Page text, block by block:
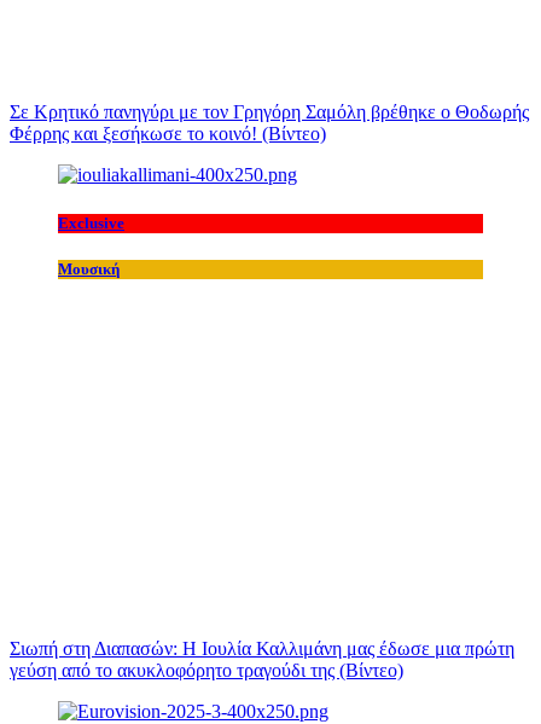
Σε Κρητικό πανηγύρι με τον Γρηγόρη Σαμόλη βρέθηκε ο Θοδωρής
Φέρρης και ξεσήκωσε το κοινό! (Βίντεο)
Exclusive
Μουσική
Σιωπή στη Διαπασών: Η Ιουλία Καλλιμάνη μας έδωσε μια πρώτη
γεύση από το ακυκλοφόρητο τραγούδι της (Βίντεο)